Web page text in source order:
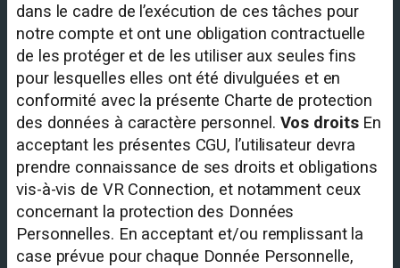
dans le cadre de l’exécution de ces tâches pour
notre compte et ont une obligation contractuelle
de les protéger et de les utiliser aux seules fins
pour lesquelles elles ont été divulguées et en
conformité avec la présente Charte de protection
des données à caractère personnel. Vos droitsEn
acceptant les présentes CGU, l’utilisateur devra
prendre connaissance de ses droits et obligations
vis-à-vis de VR Connection, et notamment ceux
concernant la protection des Données
Personnelles. En acceptant et/ou remplissant la
case prévue pour chaque Donnée Personnelle,